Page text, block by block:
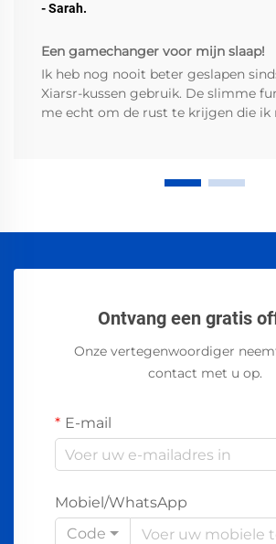
- Sarah.
Een gamechanger voor mijn slaap!
Ik heb nog nooit beter geslapen
Xiarsr-kussen gebruik. De slimme
me echt om de rust te krijgen die ik
Ontvang een gratis
Onze vertegenwoordiger
contact met u op.
E-mail
Mobiel/WhatsApp
Code